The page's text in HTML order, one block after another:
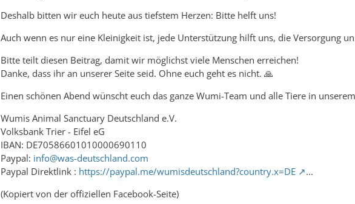
Deshalb bitten wir euch heute aus tiefstem Herzen: Bitte helft uns!
Auch wenn es nur eine Kleinigkeit ist, jede Unterstützung hilft uns, die Versorgung
Bitte teilt diesen Beitrag, damit wir möglichst viele Menschen erreichen!
Danke, dass ihr an unserer Seite seid. Ohne euch geht es nicht. 🙏
Einen schönen Abend wünscht euch das ganze Wumi-Team und alle Tiere in
Wumis Animal Sanctuary Deutschland e.V.
Volksbank Trier - Eifel eG
IBAN: DE70586601010000690110
Paypal: info@was-deutschland.com
Paypal Direktlink : https://paypal.me/wumisdeutschland?country.x=DE
...
(Kopiert von der offiziellen Facebook-Seite)